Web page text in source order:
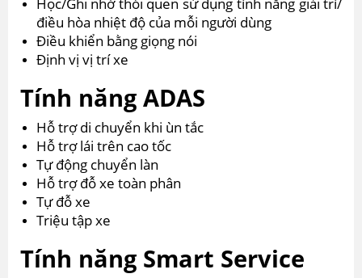
Học/Ghi nhớ thói quen sử dụng tính năng giải trí/
điều hòa nhiệt độ của mỗi người dùng
Điều khiển bằng giọng nói
Định vị vị trí xe
Tính năng ADAS
Hỗ trợ di chuyển khi ùn tắc
Hỗ trợ lái trên cao tốc
Tự động chuyển làn
Hỗ trợ đỗ xe toàn phân
Tự đỗ xe
Triệu tập xe
Tính năng Smart Service